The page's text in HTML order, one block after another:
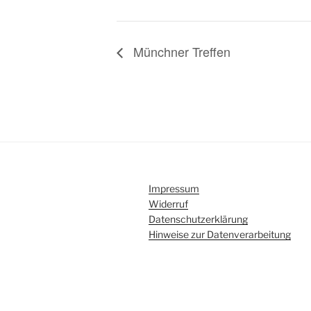
Münchner Treffen
Impressum
Widerruf
Datenschutzerklärung
Hinweise zur Datenverarbeitung